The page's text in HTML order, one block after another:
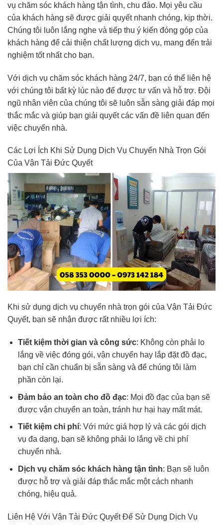
vụ chăm sóc khách hàng tận tình, chu đáo. Mọi yêu cầu
của khách hàng sẽ được giải quyết nhanh chóng, kịp thời.
Chúng tôi luôn lắng nghe và tiếp thu ý kiến đóng góp của
khách hàng để cải thiện chất lượng dịch vụ, mang đến trải
nghiệm tốt nhất cho bạn.
Với dịch vụ chăm sóc khách hàng 24/7, bạn có thể liên hệ
với chúng tôi bất kỳ lúc nào để được tư vấn và hỗ trợ. Đội
ngũ nhân viên của chúng tôi sẽ luôn sẵn sàng giải đáp mọi
thắc mắc và giúp bạn giải quyết các vấn đề liên quan đến
việc chuyển nhà.
Các Lợi Ích Khi Sử Dụng Dịch Vụ Chuyển Nhà Trọn Gói
Của Vận Tải Đức Quyết
Khi sử dụng dịch vụ chuyển nhà trọn gói của Vận Tải Đức
Quyết, bạn sẽ nhận được rất nhiều lợi ích:
Tiết kiệm thời gian và công sức: Không còn phải lo
lắng về việc đóng gói, vận chuyển hay lắp đặt đồ đạc,
bạn chỉ cần chuẩn bị sẵn sàng và để chúng tôi làm
phần còn lại.
Đảm bảo an toàn cho đồ đạc: Mọi đồ đạc của bạn sẽ
được vận chuyển an toàn, tránh hư hại hay mất mát.
Tiết kiệm chi phí: Với mức giá hợp lý và các gói dịch
vụ đa dạng, bạn sẽ không phải lo lắng về chi phí
chuyển nhà.
Dịch vụ chăm sóc khách hàng tận tình: Bạn sẽ luôn
được hỗ trợ và giải đáp thắc mắc một cách nhanh
chóng, hiệu quả.
Liên Hệ Với Vận Tải Đức Quyết Để Sử Dụng Dịch Vụ